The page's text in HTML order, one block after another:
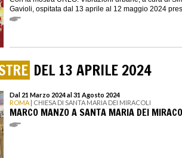
Gavioli, ospitata dal 13 aprile al 12 maggio 2024
DEL 13 APRILE 2024
Dal 21 Marzo 2024 al 31 Agosto 2024
ROMA | CHIESA DI SANTA MARIA DEI MIRACOLI
MARCO MANZO A SANTA MARIA DEI